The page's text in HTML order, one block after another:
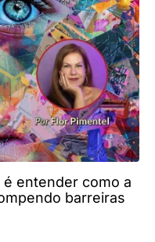
entender como a
barreiras